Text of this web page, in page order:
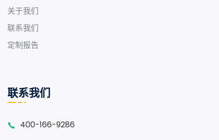
关于我们
联系我们
定制报告
联系我们
400-166-9286